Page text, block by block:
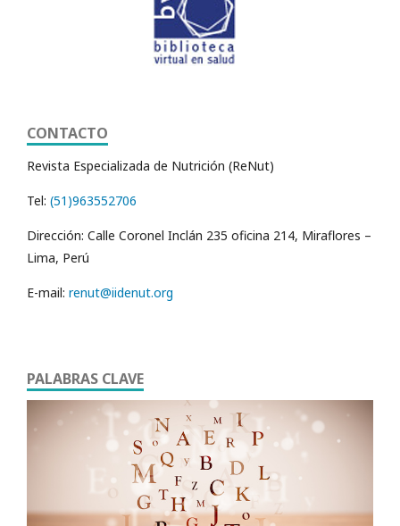
CONTACTO
Revista Especializada de Nutrición (ReNut)
Tel: (51)963552706
Dirección: Calle Coronel Inclán 235 oficina 214, Miraflores –
Lima, Perú
E-mail: renut@iidenut.org
PALABRAS CLAVE